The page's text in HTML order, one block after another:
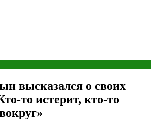
высказался о своих
истерит, кто‑то